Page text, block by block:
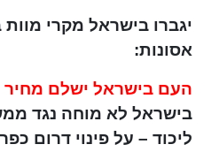
יגברו בישראל מקרי מוות
אסונות:
העם בישראל ישלם מחיר
בישראל לא מוחה נגד
ליכוד – על פינוי דרום